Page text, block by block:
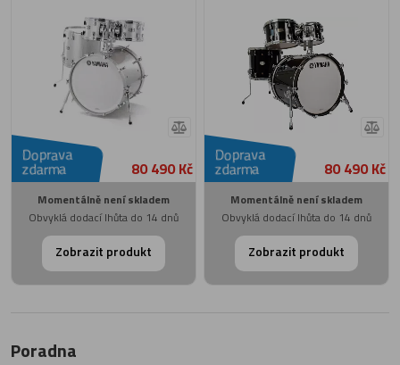
Doprava
zdarma 80 490 Kč
Momentálně není skladem
Obvyklá dodací lhůta do 14 dnů
Zobrazit produkt
Doprava
zdarma 80 490 Kč
Momentálně není skladem
Obvyklá dodací lhůta do 14 dnů
Zobrazit produkt
Poradna